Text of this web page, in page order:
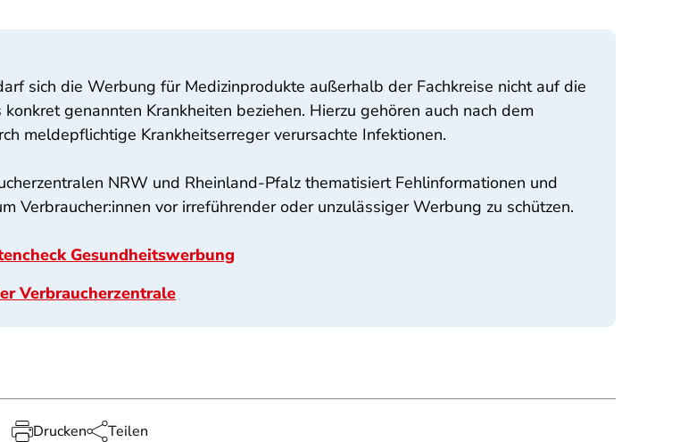
sich die Werbung für Medizinprodukte außerhalb der Fachkreise nicht auf die
genannten Krankheiten beziehen. Hierzu gehören auch nach dem
meldepflichtige Krankheitserreger verursachte Infektionen.
NRW und Rheinland-Pfalz thematisiert Fehlinformationen und
Verbraucher:innen vor irreführender oder unzulässiger Werbung zu schützen.
Gesundheitswerbung
Verbraucherzentrale
Drucken Teilen